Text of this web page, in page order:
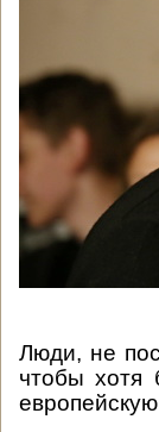
Люди, не
чтобы хотя